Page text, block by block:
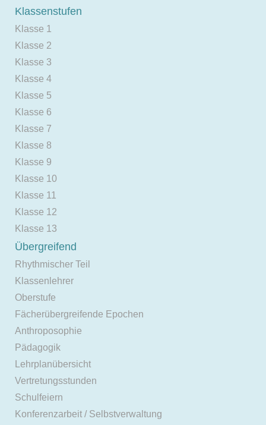
Klassenstufen
Klasse 1
Klasse 2
Klasse 3
Klasse 4
Klasse 5
Klasse 6
Klasse 7
Klasse 8
Klasse 9
Klasse 10
Klasse 11
Klasse 12
Klasse 13
Übergreifend
Rhythmischer Teil
Klassenlehrer
Oberstufe
Fächerübergreifende Epochen
Anthroposophie
Pädagogik
Lehrplanübersicht
Vertretungsstunden
Schulfeiern
Konferenzarbeit / Selbstverwaltung